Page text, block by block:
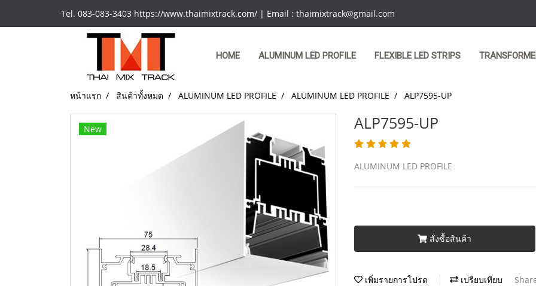
Tel. 083-083-3403 https://www.thaimixtrack.com/ | Email : thaimixtrack@gmail.com
HOME ALUMINUM LED PROFILE FLEXIBLE LED STRIPS
หน้าแรก สินค้าทั้งหมด ALUMINUM LED PROFILE ALUMINUM LED PROFILE ALP7595-UP
New ALP7595-UP
ALUMINUM LED PROFILE
สั่งซื้อสินค้า
เพิ่มรายการโปรด เปรียบเทียบ